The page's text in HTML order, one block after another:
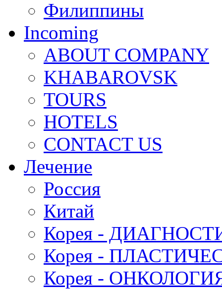
Филиппины
Incoming
ABOUT COMPANY
KHABAROVSK
TOURS
HOTELS
CONTACT US
Лечение
Россия
Китай
Корея -
Корея -
Корея -